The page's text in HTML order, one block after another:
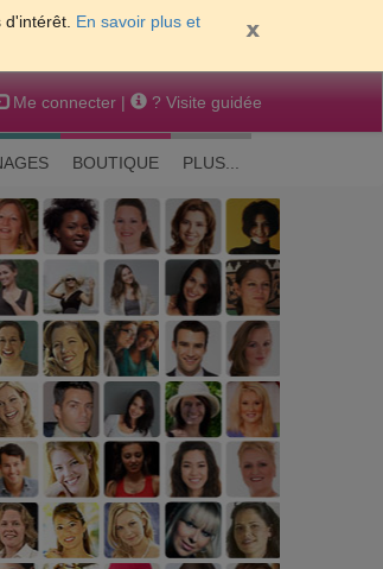
En savoir plus et
Me connecter | ? Visite guidée
BOUTIQUE PLUS...